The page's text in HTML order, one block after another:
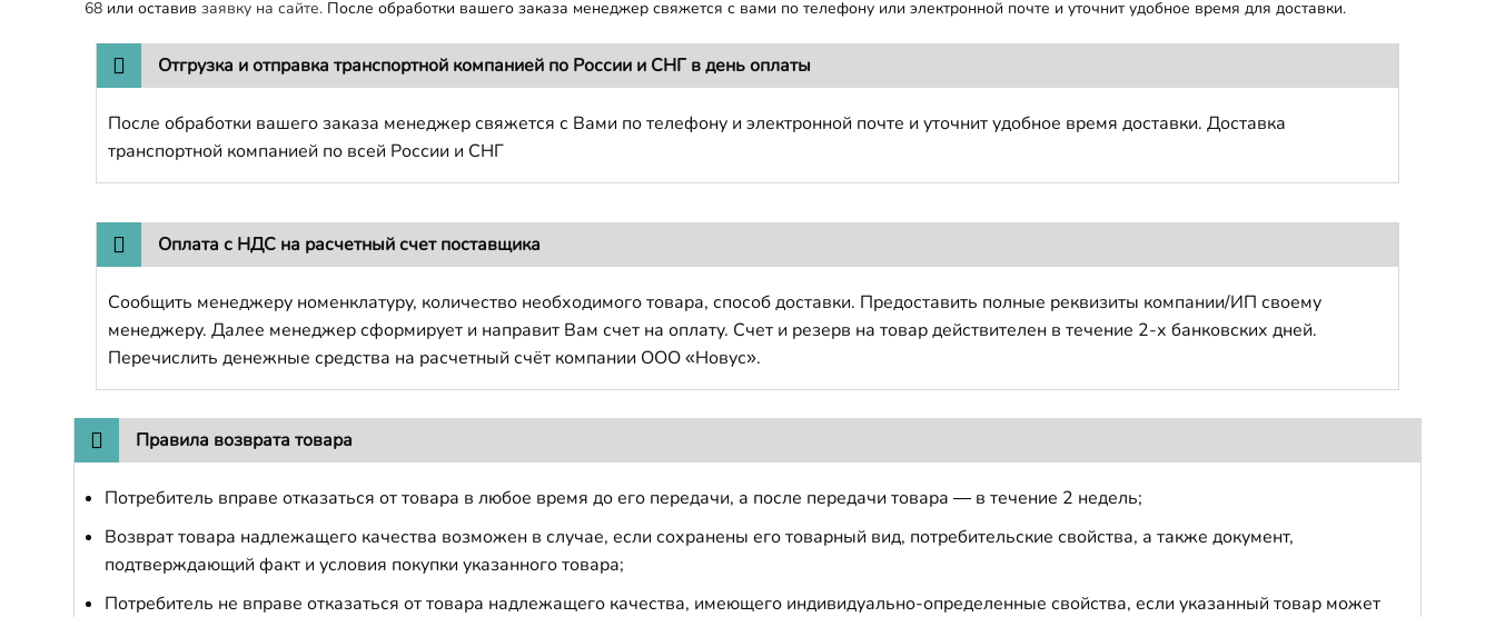
68 или оставив заявку на сайте. После обработки вашего заказа менеджер свяжется с вами по телефону или электронной почте и уточнит удобное время для доставки.
Отгрузка и отправка транспортной компанией по России и СНГ в день оплаты
После обработки вашего заказа менеджер свяжется с Вами по телефону и электронной почте и уточнит удобное время доставки. Доставка
транспортной компанией по всей России и СНГ
Оплата с НДС на расчетный счет поставщика
Сообщить менеджеру номенклатуру, количество необходимого товара, способ доставки. Предоставить полные реквизиты компании/ИП своему
менеджеру. Далее менеджер сформирует и направит Вам счет на оплату. Счет и резерв на товар действителен в течение 2-х банковских дней.
Перечислить денежные средства на расчетный счёт компании ООО «Новус».
Правила возврата товара
Потребитель вправе отказаться от товара в любое время до его передачи, а после передачи товара — в течение 2 недель;
Возврат товара надлежащего качества возможен в случае, если сохранены его товарный вид, потребительские свойства, а также документ,
подтверждающий факт и условия покупки указанного товара;
Потребитель не вправе отказаться от товара надлежащего качества, имеющего индивидуально-определенные свойства, если указанный товар может